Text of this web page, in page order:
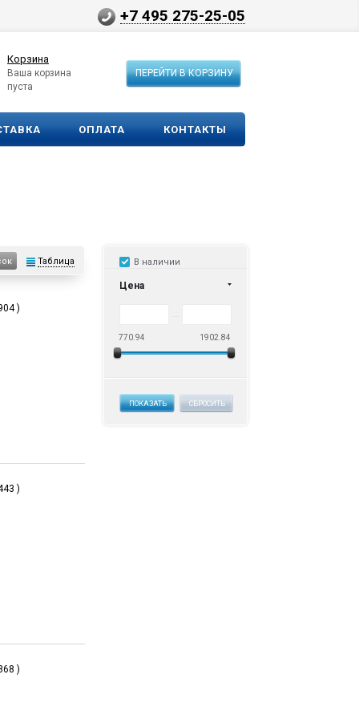
+7 495 275-25-05
Корзина
Ваша корзина
пуста
ПЕРЕЙТИ В КОРЗИНУ
ОПЛАТА КОНТАКТЫ
В наличии
Цена
770.94 1902.84
ПОКАЗАТЬ СБРОСИТЬ
Таблица
)
)
)